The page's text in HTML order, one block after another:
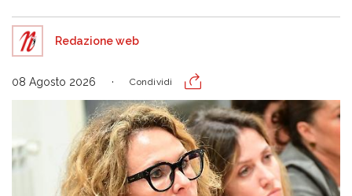
Redazione web
08 Agosto 2026 Condividi